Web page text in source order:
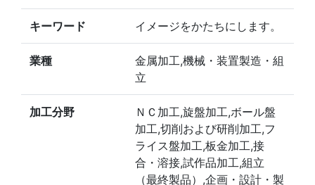
キーワード イメージをかたちにします。
業種
金属加工,機械・装置製造・組
立
加工分野
ＮＣ加工,旋盤加工,ボール盤
加工,切削および研削加工,フ
ライス盤加工,板金加工,接
合・溶接,試作品加工,組立
（最終製品）,企画・設計・製